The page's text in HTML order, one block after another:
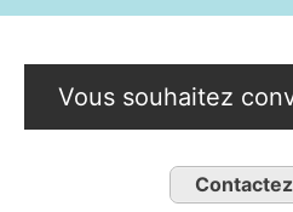
Vous souhaitez